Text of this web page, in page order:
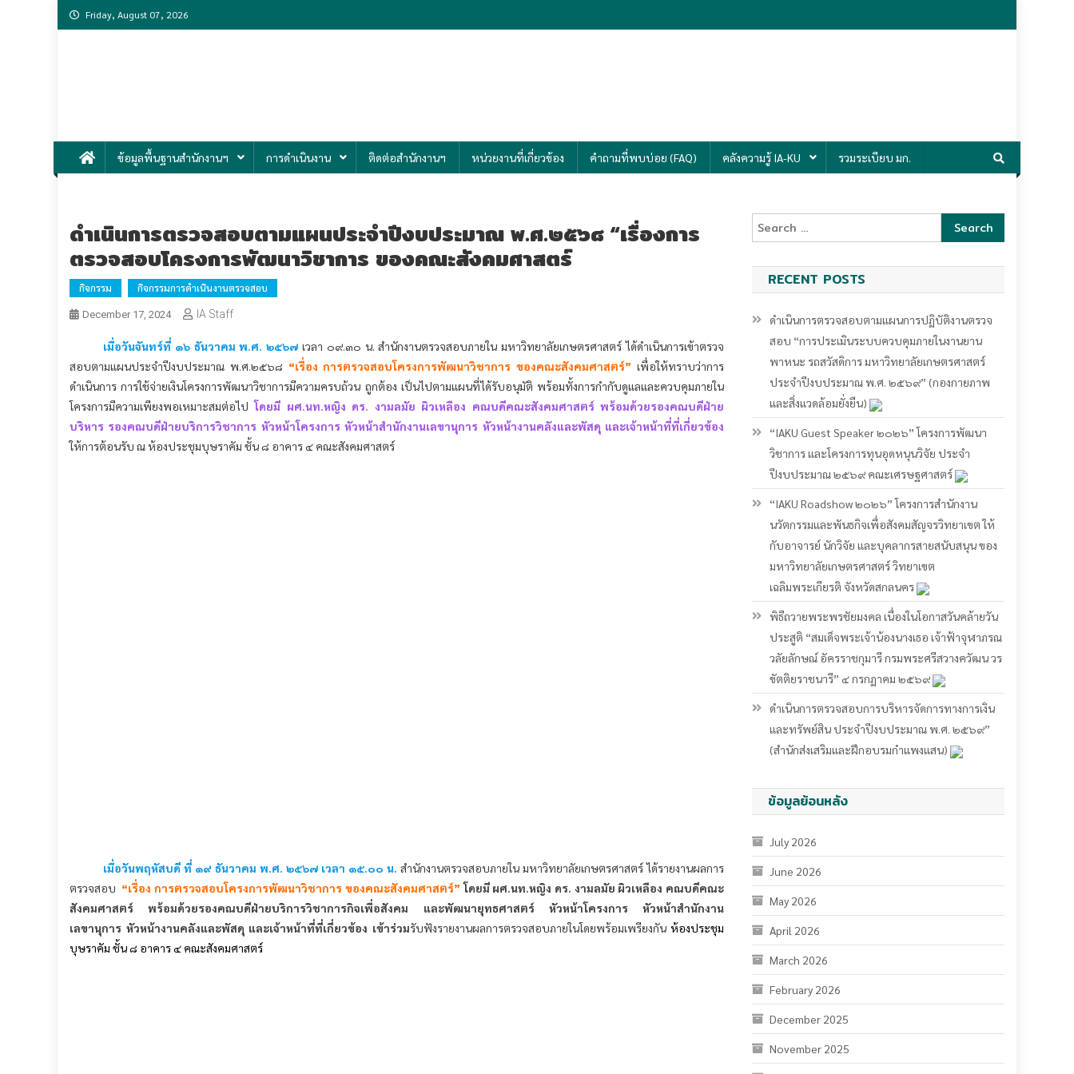
Skip
to
Friday, August 07, 2026
ดำเนินการตรวจสอบตามแผนประจำปีงบประมาณ พ.ศ.๒๕๖๘ “เรื่องการ
กิจกรรม กิจกรรมการดำเนินงานตรวจสอบ
December 17, 2024 IA Staff
เมื่อวันจันทร์ที่ ๑๖ ธันวาคม พ.ศ. ๒๕๖๗
สอบตามแผนประจำปีงบประมาณ พ.ศ.๒๕๖๘
โครงการมีความเพียงพอเหมาะสมต่อไปโดยมี ผศ.นท.หญิง ดร. งามลมัย ผิวเหลือง คณบดีคณะสังคมศาสตร์ พร้อมด้วยรองคณบดีฝ่าย
บริหาร รองคณบดีฝ่ายบริการวิชาการ หัวหน้าโครงการ หัวหน้าสำนักงานเลขานุการ หัวหน้างานคลังและพัสดุ และเจ้าหน้าที่ที่เกี่ยวข้อง
ให้การต้อนรับ ณ ห้องประชุมบุษราคัม ชั้น ๘ อาคาร ๔ คณะสังคมศาสตร์
เลขานุการ หัวหน้างานคลังและพัสดุ และเจ้าหน้าที่ที่เกี่ยวข้อง เข้าร่วมรับฟังรายงานผลการตรวจสอบภายในโดยพร้อมเพรียงกันห้องประชุม
บุษราคัม ชั้น ๘ อาคาร ๔ คณะสังคมศาสตร์
RECENT POSTS
สอบ “การประเมินระบบควบคุมภายในงานยาน
ประจําปีงบประมาณ พ.ศ. ๒๕๖๙” (กองกายภาพ
และสิ่งแวดล้อมยั่งยืน)
“IAKU Guest Speaker ๒๐๒๖” โครงการพัฒนา
วิชาการ และโครงการทุนอุดหนุนวิจัย ประจำ
ปีงบประมาณ ๒๕๖๙ คณะเศรษฐศาสตร์
“IAKU Roadshow ๒๐๒๖” โครงการสำนักงาน
นวัตกรรมและพันธกิจเพื่อสังคมสัญจรวิทยาเขต ให้
กับอาจารย์ นักวิจัย และบุคลากรสายสนับสนุน ของ
มหาวิทยาลัยเกษตรศาสตร์ วิทยาเขต
เฉลิมพระเกียรติ จังหวัดสกลนคร
พิธีถวายพระพรชัยมงคล เนื่องในโอกาสวันคล้ายวัน
ประสูติ “สมเด็จพระเจ้าน้องนางเธอ เจ้าฟ้าจุฬาภรณ
วลัยลักษณ์ อัครราชกุมารี กรมพระศรีสวางควัฒน วร
ขัตติยราชนารี” ๔ กรกฏาคม ๒๕๖๙
ดำเนินการตรวจสอบการบริหารจัดการทางการเงิน
และทรัพย์สิน ประจําปีงบประมาณ พ.ศ. ๒๕๖๙”
(สำนักส่งเสริมและฝึกอบรมกำแพงแสน)
ข้อมูลย้อนหลัง
June 2026
May 2026
April 2026
March 2026
February 2026
December 2025
November 2025
October 2025
September 2025